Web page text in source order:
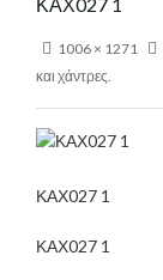
1006 × 1271
και χάντρες.
ΚΑΧ027 1
ΚΑΧ027 1